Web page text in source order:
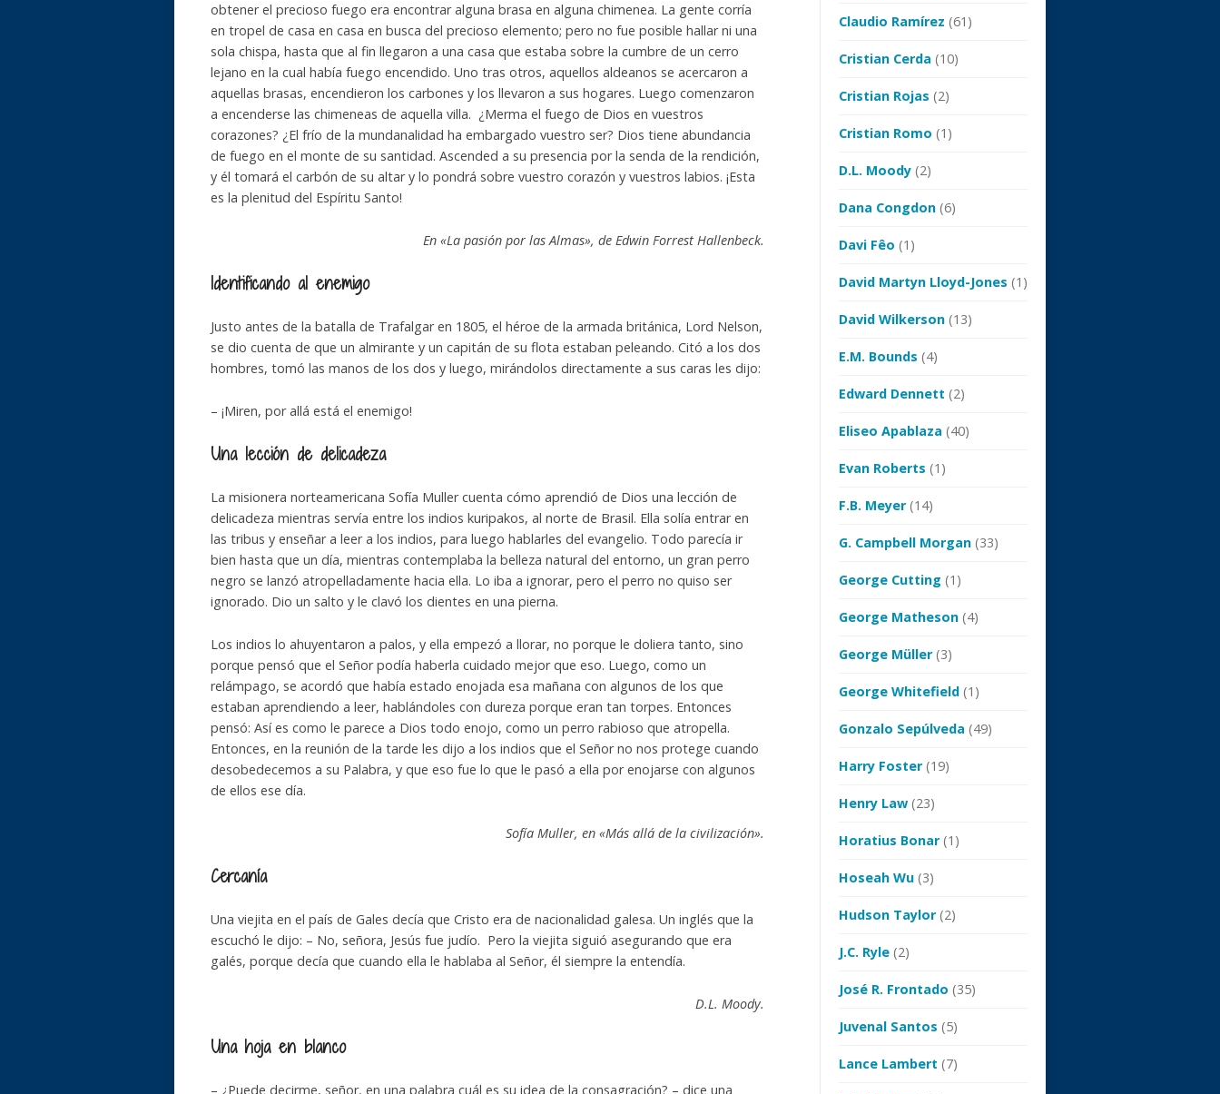
obtener el precioso fuego era encontrar alguna brasa en alguna chimenea. La gente corría
en tropel de casa en casa en busca del precioso elemento; pero no fue posible hallar ni una
sola chispa, hasta que al fin llegaron a una casa que estaba sobre la cumbre de un cerro
lejano en la cual había fuego encendido. Uno tras otros, aquellos aldeanos se acercaron a
aquellas brasas, encendieron los carbones y los llevaron a sus hogares. Luego comenzaron
a encenderse las chimeneas de aquella villa. ¿Merma el fuego de Dios en vuestros
corazones? ¿El frío de la mundanalidad ha embargado vuestro ser? Dios tiene abundancia
de fuego en el monte de su santidad. Ascended a su presencia por la senda de la rendición,
y él tomará el carbón de su altar y lo pondrá sobre vuestro corazón y vuestros labios. ¡Esta
es la plenitud del Espíritu Santo!
En «La pasión por las Almas», de Edwin Forrest Hallenbeck.
Identificando al enemigo
Justo antes de la batalla de Trafalgar en 1805, el héroe de la armada británica, Lord Nelson,
se dio cuenta de que un almirante y un capitán de su flota estaban peleando. Citó a los dos
hombres, tomó las manos de los dos y luego, mirándolos directamente a sus caras les dijo:
– ¡Miren, por allá está el enemigo!
Una lección de delicadeza
La misionera norteamericana Sofía Muller cuenta cómo aprendió de Dios una lección de
delicadeza mientras servía entre los indios kuripakos, al norte de Brasil. Ella solía entrar en
las tribus y enseñar a leer a los indios, para luego hablarles del evangelio. Todo parecía ir
bien hasta que un día, mientras contemplaba la belleza natural del entorno, un gran perro
negro se lanzó atropelladamente hacia ella. Lo iba a ignorar, pero el perro no quiso ser
ignorado. Dio un salto y le clavó los dientes en una pierna.
Los indios lo ahuyentaron a palos, y ella empezó a llorar, no porque le doliera tanto, sino
porque pensó que el Señor podía haberla cuidado mejor que eso. Luego, como un
relámpago, se acordó que había estado enojada esa mañana con algunos de los que
estaban aprendiendo a leer, hablándoles con dureza porque eran tan torpes. Entonces
pensó: Así es como le parece a Dios todo enojo, como un perro rabioso que atropella.
Entonces, en la reunión de la tarde les dijo a los indios que el Señor no nos protege cuando
desobedecemos a su Palabra, y que eso fue lo que le pasó a ella por enojarse con algunos
de ellos ese día.
Sofía Muller, en «Más allá de la civilización».
Cercanía
Una viejita en el país de Gales decía que Cristo era de nacionalidad galesa. Un inglés que la
escuchó le dijo: – No, señora, Jesús fue judío. Pero la viejita siguió asegurando que era
galés, porque decía que cuando ella le hablaba al Señor, él siempre la entendía.
D.L. Moody.
Una hoja en blanco
– ¿Puede decirme, señor, en una palabra cuál es su idea de la consagración? – dice una
Claudio Ramírez (61)
Cristian Cerda (10)
Cristian Rojas (2)
Cristian Romo (1)
D.L. Moody (2)
Dana Congdon (6)
Davi Fêo (1)
David Martyn Lloyd-Jones (1)
David Wilkerson (13)
E.M. Bounds (4)
Edward Dennett (2)
Eliseo Apablaza (40)
Evan Roberts (1)
F.B. Meyer(14)
G. Campbell Morgan (33)
George Cutting (1)
George Matheson (4)
George Müller(3)
George Whitefield (1)
Gonzalo Sepúlveda (49)
Harry Foster(19)
Henry Law (23)
Horatius Bonar(1)
Hoseah Wu (3)
Hudson Taylor(2)
J.C. Ryle (2)
José R. Frontado (35)
Juvenal Santos (5)
Lance Lambert (7)